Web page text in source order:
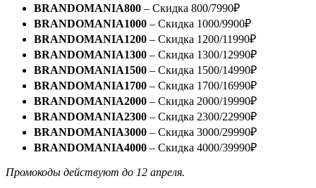
BRANDOMANIA800 – Скидка 800/7990₽
BRANDOMANIA1000 – Скидка 1000/9900₽
BRANDOMANIA1200 – Скидка 1200/11990₽
BRANDOMANIA1300 – Скидка 1300/12990₽
BRANDOMANIA1500 – Скидка 1500/14990₽
BRANDOMANIA1700 – Скидка 1700/16990₽
BRANDOMANIA2000 – Скидка 2000/19990₽
BRANDOMANIA2300 – Скидка 2300/22990₽
BRANDOMANIA3000 – Скидка 3000/29990₽
BRANDOMANIA4000 – Скидка 4000/39990₽
Промокоды действуют до 12 апреля.